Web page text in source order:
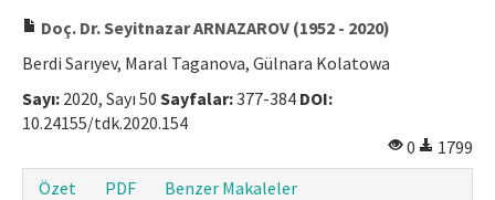
Doç. Dr. Seyitnazar ARNAZAROV (1952 - 2020)
Berdi Sarıyev, Maral Taganova, Gülnara Kolatowa
Sayı: 2020, Sayı 50 Sayfalar:377-384 DOI:
10.24155/tdk.2020.154
0
1799
Özet
PDF Benzer Makaleler